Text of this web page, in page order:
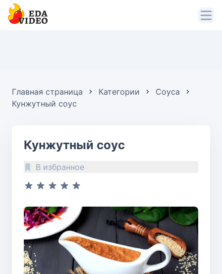
Главная страница Категории
Соуса
Кунжутный соус
Кунжутный соус
В избранное